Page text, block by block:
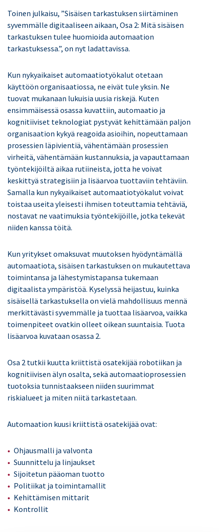
Toinen julkaisu, ”Sisäisen tarkastuksen siirtäminen
syvemmälle digitaaliseen aikaan, Osa 2: Mitä sisäisen
tarkastuksen tulee huomioida automaation
tarkastuksessa.”, on nyt ladattavissa.
Kun nykyaikaiset automaatiotyökalut otetaan
käyttöön organisaatiossa, ne eivät tule yksin. Ne
tuovat mukanaan lukuisia uusia riskejä. Kuten
ensimmäisessä osassa kuvattiin, automaatio ja
kognitiiviset teknologiat pystyvät kehittämään paljon
organisaation kykyä reagoida asioihin, nopeuttamaan
prosessien läpivientiä, vähentämään prosessien
virheitä, vähentämään kustannuksia, ja vapauttamaan
työntekijöiltä aikaa rutiineista, jotta he voivat
keskittyä strategisiin ja lisäarvoa tuottaviin tehtäviin.
Samalla kun nykyaikaiset automaatiotyökalut voivat
toistaa useita yleisesti ihmisen toteuttamia tehtäviä,
nostavat ne vaatimuksia työntekijöille, jotka tekevät
niiden kanssa töitä.
Kun yritykset omaksuvat muutoksen hyödyntämällä
automaatiota, sisäisen tarkastuksen on mukautettava
toimintansa ja lähestymistapansa tukemaan
digitaalista ympäristöä. Kyselyssä heijastuu, kuinka
sisäisellä tarkastuksella on vielä mahdollisuus mennä
merkittävästi syvemmälle ja tuottaa lisäarvoa, vaikka
toimenpiteet ovatkin olleet oikean suuntaisia. Tuota
lisäarvoa kuvataan osassa 2.
Osa 2 tutkii kuutta kriittistä osatekijää robotiikan ja
kognitiivisen älyn osalta, sekä automaatioprosessien
tuotoksia tunnistaakseen niiden suurimmat
riskialueet ja miten niitä tarkastetaan.
Automaation kuusi kriittistä osatekijää ovat:
Ohjausmalli ja valvonta
Suunnittelu ja linjaukset
Sijoitetun pääoman tuotto
Politiikat ja toimintamallit
Kehittämisen mittarit
Kontrollit